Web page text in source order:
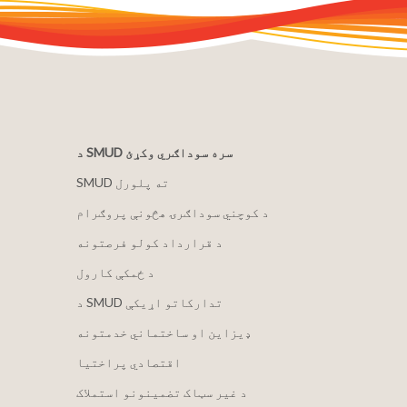
د SMUD سره سوداګري وکړئ
SMUD ته پلورل
د کوچني سوداګرۍ هڅونې پروګرام
د قرارداد کولو فرصتونه
د ځمکې کارول
د SMUD تدارکاتو اړیکې
ډیزاین او ساختماني خدمتونه
اقتصادي پراختیا
د غیر سټاک تضمینونو استملاک